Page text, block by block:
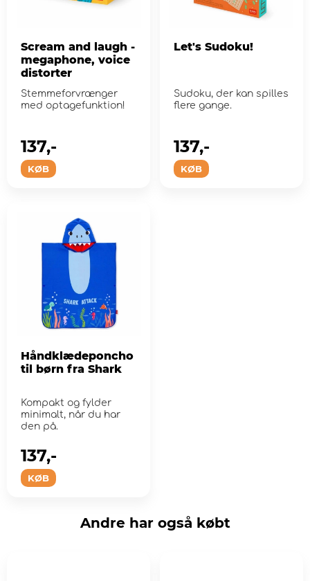
Scream and laugh -
megaphone, voice
distorter
Stemmeforvrænger
med optagefunktion!
KØB
137,-
Let's Sudoku!
Sudoku, der kan spilles
flere gange.
KØB
137,-
Håndklædeponcho
til børn fra Shark
Kompakt og fylder
minimalt, når du har
den på.
KØB
137,-
Andre har også købt